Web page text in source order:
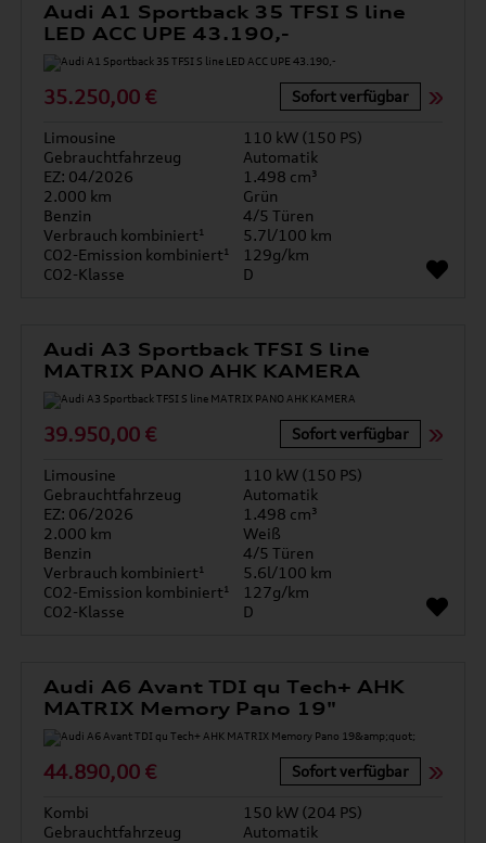
Audi A1 Sportback 35 TFSI S line
LED ACC UPE 43.190,-
35.250,00 € Sofort verfügbar
Limousine
110 kW (150 PS)
Gebrauchtfahrzeug
Automatik
EZ: 04/2026
1.498 cm³
2.000 km
Grün
Benzin
4/5 Türen
Verbrauch kombiniert¹
5.7l/100 km
CO2-Emission kombiniert¹
129g/km
CO2-Klasse
D
Audi A3 Sportback TFSI S line
MATRIX PANO AHK KAMERA
39.950,00 € Sofort verfügbar
Limousine
110 kW (150 PS)
Gebrauchtfahrzeug
Automatik
EZ: 06/2026
1.498 cm³
2.000 km
Weiß
Benzin
4/5 Türen
Verbrauch kombiniert¹
5.6l/100 km
CO2-Emission kombiniert¹
127g/km
CO2-Klasse
D
Audi A6 Avant TDI qu Tech+ AHK
MATRIX Memory Pano 19"
44.890,00 € Sofort verfügbar
Kombi
150 kW (204 PS)
Gebrauchtfahrzeug
Automatik